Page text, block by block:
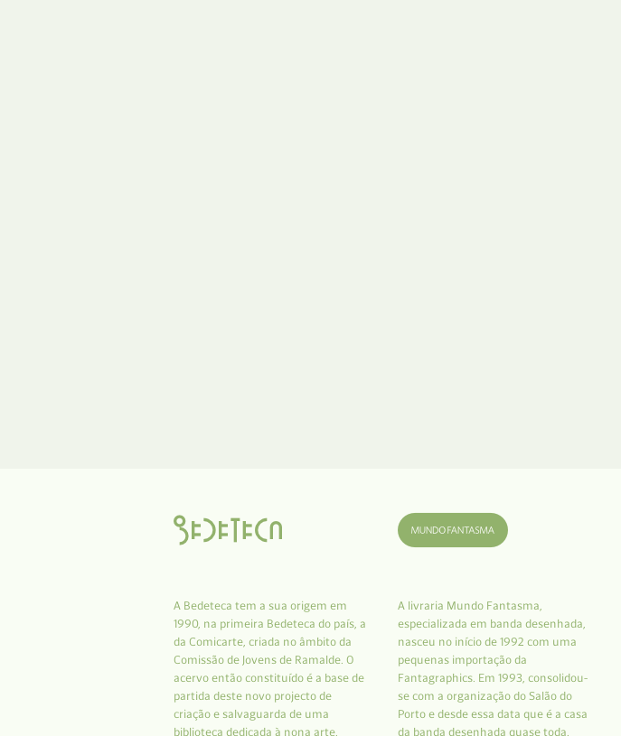
A Bedeteca tem a sua origem em
1990, na primeira Bedeteca do país, a
da Comicarte, criada no âmbito da
Comissão de Jovens de Ramalde. O
acervo então constituído é a base de
partida deste novo projecto de
criação e salvaguarda de uma
biblioteca dedicada à nona arte.
A livraria Mundo Fantasma,
especializada em banda desenhada,
nasceu no início de 1992 com uma
pequenas importação da
Fantagraphics. Em 1993, consolidou-
se com a organização do Salão do
Porto e desde essa data que é a casa
da banda desenhada quase toda.